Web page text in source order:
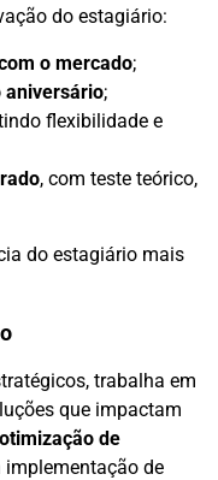
do estagiário:
o mercado;
aniversário;
flexibilidade e
, com teste teórico,
do estagiário mais
trabalha em
que impactam
otimização de
implementação de